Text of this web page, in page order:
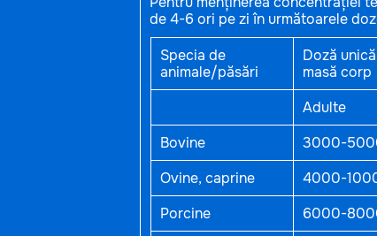
de 4-6 ori pe zi în următoarele
Specia de
animale/păsări
Doză
masă corp
Adulte
Bovine
3000-
Ovine, caprine
4000-
Porcine
6000-